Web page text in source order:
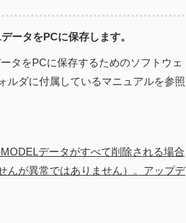
ータをPCに保存します。
タをPCに保存するためのソフトウェ
ルダに付属しているマニュアルを参照
データがすべて削除される場合
んが異常ではありません）。アップデ